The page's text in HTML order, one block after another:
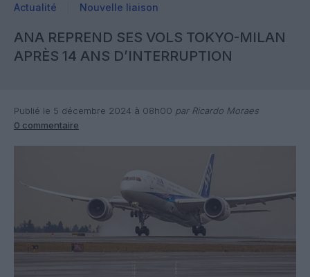
Actualité Nouvelle liaison
ANA REPREND SES VOLS TOKYO-MILAN
APRÈS 14 ANS D’INTERRUPTION
Publié le 5 décembre 2024 à 08h00 par Ricardo Moraes
0 commentaire